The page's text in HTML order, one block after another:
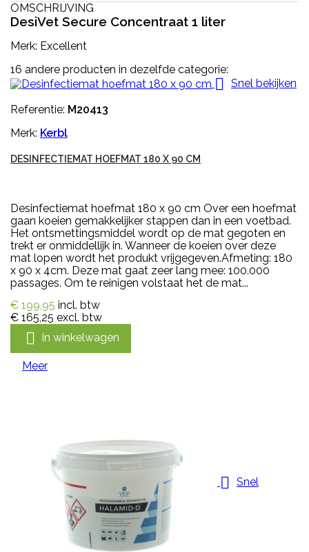
OMSCHRIJVING
DesiVet Secure Concentraat 1 liter
Merk: Excellent
16 andere producten in dezelfde categorie:
 Snel bekijken
Referentie: M20413
Merk: Kerbl
DESINFECTIEMAT HOEFMAT 180 X 90 CM
Desinfectiemat hoefmat 180 x 90 cm Over een hoefmat
gaan koeien gemakkelijker stappen dan in een voetbad.
Het ontsmettingsmiddel wordt op de mat gegoten en
trekt er onmiddellijk in. Wanneer de koeien over deze
mat lopen wordt het produkt vrijgegeven.Afmeting: 180
x 90 x 4cm. Deze mat gaat zeer lang mee: 100.000
passages. Om te reinigen volstaat het de mat...
€ 199,95 incl. btw
€ 165,25 excl. btw
 In winkelwagen
Meer
 Snel